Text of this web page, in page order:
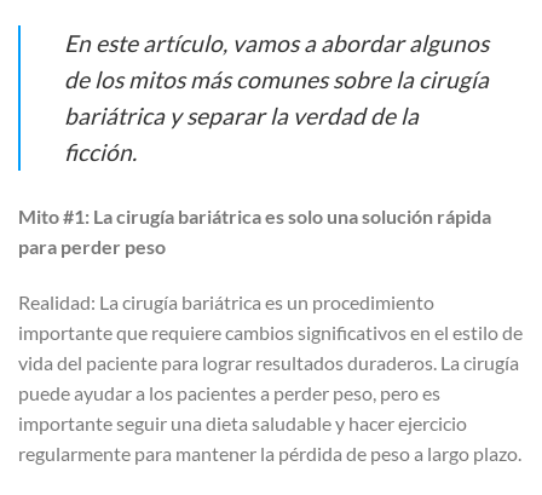
En este artículo, vamos a abordar algunos
de los mitos más comunes sobre la cirugía
bariátrica y separar la verdad de la
ficción.
Mito #1: La cirugía bariátrica es solo una solución rápida
para perder peso
Realidad: La cirugía bariátrica es un procedimiento
importante que requiere cambios significativos en el estilo de
vida del paciente para lograr resultados duraderos. La cirugía
puede ayudar a los pacientes a perder peso, pero es
importante seguir una dieta saludable y hacer ejercicio
regularmente para mantener la pérdida de peso a largo plazo.